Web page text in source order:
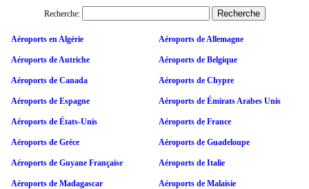
Recherche:
Aéroports en Algérie Aéroports de Allemagne
Aéroports de Autriche Aéroports de Belgique
Aéroports de Canada Aéroports de Chypre
Aéroports de Espagne Aéroports de Émirats Arabes Unis
Aéroports de États-Unis Aéroports de France
Aéroports de Grèce Aéroports de Guadeloupe
Aéroports de Guyane Française Aéroports de Italie
Aéroports de Madagascar Aéroports de Malaisie